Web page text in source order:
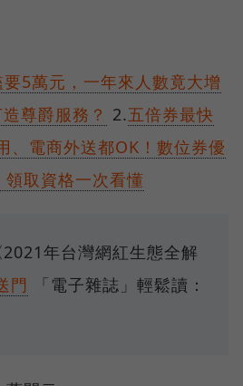
5萬元，一年來人數竟大增
尊爵服務？ 2.五倍券最快
電商外送都OK！數位券優
取資格一次看懂
年台灣網紅生態全解
門
「電子雜誌」輕鬆讀：